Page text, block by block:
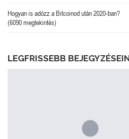
Hogyan is adózz a Bitcoinod után 2020-ban?
(6090 megtekintés)
LEGFRISSEBB